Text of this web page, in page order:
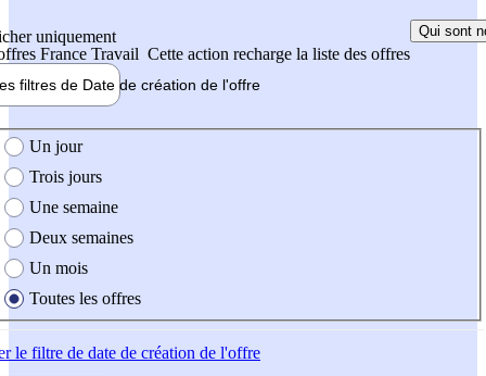
uniquement
France Travail Cette action recharge la liste des offres
Qui sont
filtres de Date de création de l'offre
création de l'offre
Un jour
Trois jours
Une semaine
Deux semaines
Un mois
Toutes les offres
le filtre de date de création de l'offre